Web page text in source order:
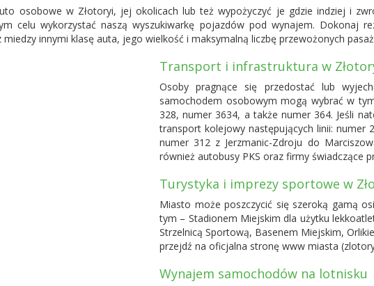
osobowe w Złotoryi, jej okolicach lub też wypożyczyć je gdzie indziej i
celu wykorzystać naszą wyszukiwarkę pojazdów pod wynajem. Dokonaj
innymi klasę auta, jego wielkość i maksymalną liczbę przewożonych
Transport i infrastruktura w
Osoby pragnące się przedostać lub
samochodem osobowym mogą wybrać w
328, numer 3634, a także numer 364. Jeśli
transport kolejowy następujących linii: numer
numer 312 z Jerzmanic-Zdroju do
również autobusy PKS oraz firmy świadczące
Turystyka i imprezy sportowe w
Miasto może poszczycić się szeroką gamą
tym – Stadionem Miejskim dla użytku
Strzelnicą Sportową, Basenem Miejskim,
przejdź na oficjalna stronę www miasta
Wynajem samochodów na lotnisku